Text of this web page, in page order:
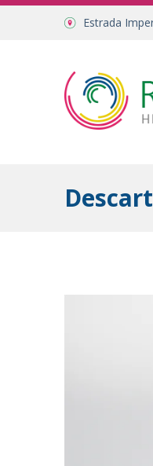
Estrada